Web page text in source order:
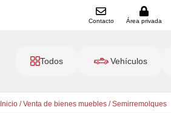
Contacto Área privada
Todos Vehículos
Inicio /Venta de bienes muebles /Semirremolques